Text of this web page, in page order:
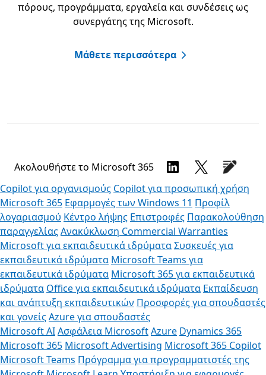
πόρους, προγράμματα, εργαλεία και συνδέσεις ως
συνεργάτης της Microsoft.
Μάθετε περισσότερα
Ακολουθήστε το Microsoft 365
Copilot για οργανισμούς Copilot για προσωπική χρήση
Microsoft 365 Εφαρμογές των Windows 11 Προφίλ
λογαριασμού Κέντρο λήψης Επιστροφές Παρακολούθηση
παραγγελίαςΑνακύκλωση Commercial Warranties
Microsoft για εκπαιδευτικά ιδρύματαΣυσκευές για
εκπαιδευτικά ιδρύματα Microsoft Teams για
εκπαιδευτικά ιδρύματα Microsoft 365 για εκπαιδευτικά
ιδρύματα Office για εκπαιδευτικά ιδρύματα Εκπαίδευση
και ανάπτυξη εκπαιδευτικών Προσφορές για σπουδαστές
και γονείςAzure για σπουδαστές
Microsoft AIΑσφάλεια MicrosoftAzure Dynamics 365
Microsoft 365 Microsoft Advertising Microsoft 365 Copilot
Microsoft Teams Πρόγραμμα για προγραμματιστές της